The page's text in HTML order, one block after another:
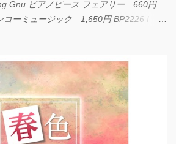
Gnu ピアノピース フェアリー 660円
コーミュージック 1,650円 BP2226 I